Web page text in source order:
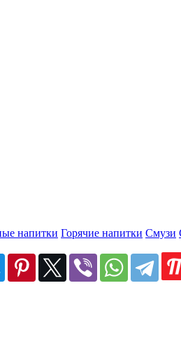
напитки Горячие напитки Смузи